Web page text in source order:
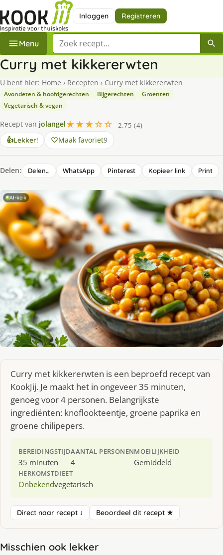
Inloggen Registreren
Menu Zoek een recept
Curry met kikkererwten
U bent hier: Home › Recepten › Curry met kikkererwten
Avondeten & hoofdgerechten Bijgerechten
Groenten
Vegetarisch & vegan
Recept van jolangel★★★☆☆
2.75 (4)
👍Lekker! Maak favoriet9
Delen: Delen… WhatsApp Pinterest Kopieer link Print
AI-kok
Curry met kikkererwten is een beproefd recept van
KookJij. Je maakt het in ongeveer 35 minuten,
genoeg voor 4 personen. Belangrijkste
ingrediënten: knoflookteentje, groene paprika en
groene chilipepers.
BEREIDINGSTIJD
35 minuten
AANTAL PERSONEN
4
MOEILIJKHEID
Gemiddeld
HERKOMST
Onbekend
DIEET
vegetarisch
Direct naar recept ↓ Beoordeel dit recept ★
Misschien ook lekker